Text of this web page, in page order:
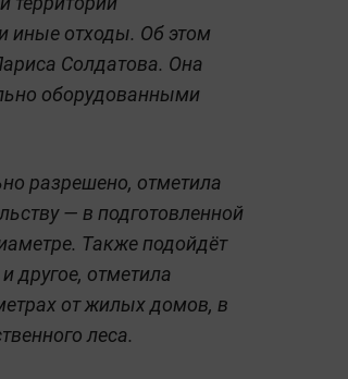
иные отходы. Об этом
Солдатова. Она
оборудованными
разрешено, отметила
— в подготовленной
Также подойдёт
другое, отметила
от жилых домов, в
леса.